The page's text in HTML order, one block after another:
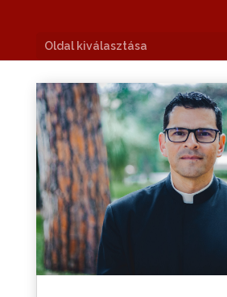
Oldal kiválasztása